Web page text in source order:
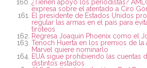
¿Tienen apoyo los periodistas?
expresa sobre el atentado a Ciro
El presidente de Estados Unidos
regular las armas en el país para
tiroteos
Regresa Joaquin Phoenix como el
Tenoch Huerta en los premios de la
Marvel quiere nominarlo
EUA sigue prohibiendo las cuentas
distintos estados